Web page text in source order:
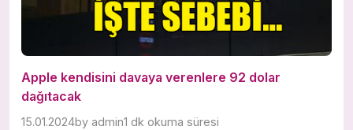
Apple kendisini davaya verenlere 92 dolar
dağıtacak
15.01.2024by admin1 dk okuma süresi